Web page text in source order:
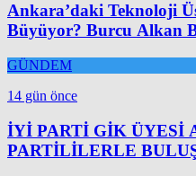
Ankara’daki Teknoloji
Büyüyor? Burcu Alkan
GÜNDEM
14 gün önce
İYİ PARTİ GİK ÜYESİ
PARTİLİLERLE